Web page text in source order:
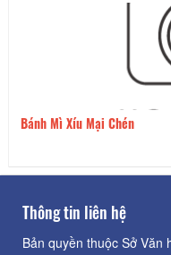
Bánh Mì Xíu Mại Chén
Thông tin liên hệ
Bản quyền thuộc Sở Văn